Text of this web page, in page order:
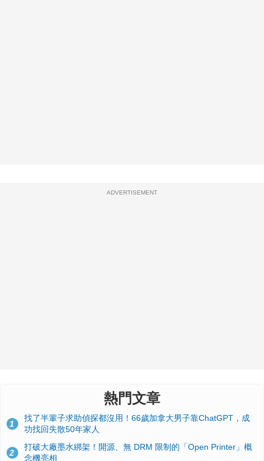
ADVERTISEMENT
熱門文章
1
找了半輩子求助偵探都沒用！66歲加拿大男子靠ChatGPT，成
功找回失散50年家人
2
打破大廠墨水綁架！開源、無 DRM 限制的「Open Printer」概
念機亮相